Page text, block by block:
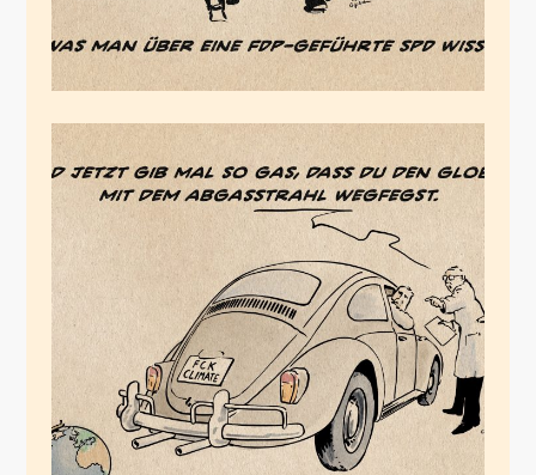
Der Verbrenner Kult
Juni 14, 2024